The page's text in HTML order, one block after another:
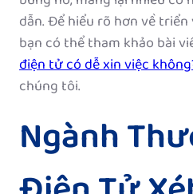
dẫn. Để hiểu rõ hơn về
bạn có thể tham khảo bài
điện tử có dễ xin việc
chúng tôi.
Ngành